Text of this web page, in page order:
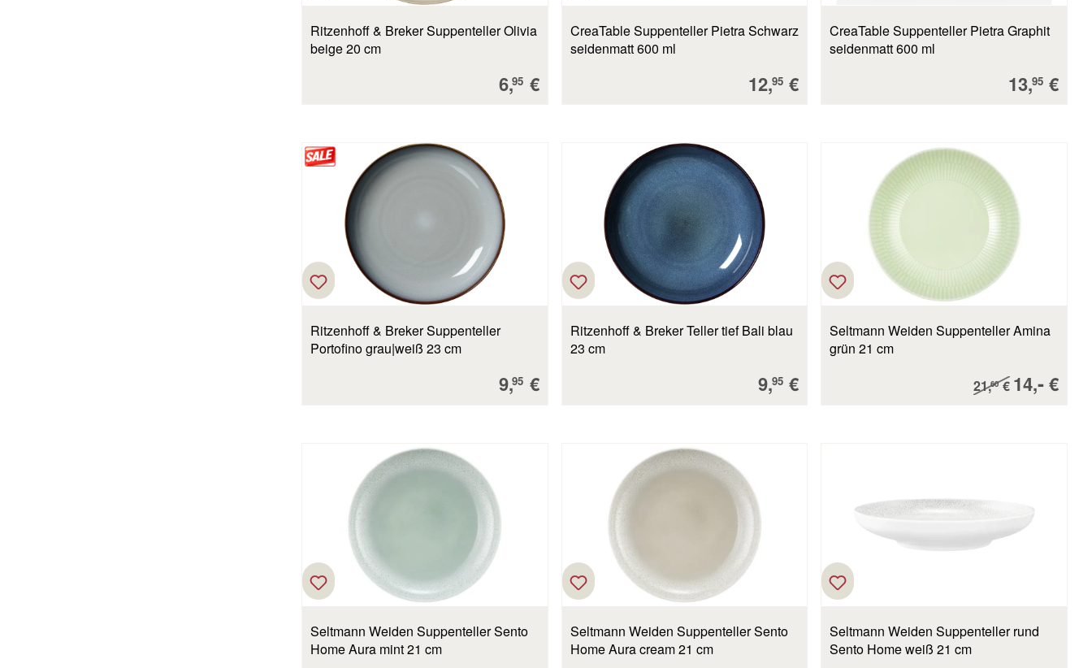
Ritzenhoff & Breker Suppenteller Olivia
beige 20 cm
Verkaufspreis:
6,95 €
CreaTable Suppenteller Pietra Schwarz
seidenmatt 600 ml
Verkaufspreis:
12,95 €
CreaTable Suppenteller Pietra Graphit
seidenmatt 600 ml
13,95 €
Ritzenhoff & Breker Suppenteller
Portofino grau|weiß 23 cm
Verkaufspreis:
9,95 €
Ritzenhoff & Breker Teller tief Bali blau
23 cm
Verkaufspreis:
9,95 €
Seltmann Weiden Suppenteller Amina
grün 21 cm
Regulärer Preis:
21,60€ 14,-€
Seltmann Weiden Suppenteller Sento
Home Aura mint 21 cm
Seltmann Weiden Suppenteller Sento
Home Aura cream 21 cm
Seltmann Weiden Suppenteller rund
Sento Home weiß 21 cm